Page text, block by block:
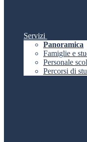
Servizi
Panoramica
Famiglie e
Personale
Percorsi di